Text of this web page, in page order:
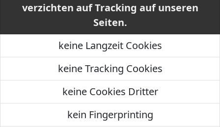
verzichten auf Tracking auf unseren
Seiten.
keine Langzeit Cookies
keine Tracking Cookies
keine Cookies Dritter
kein Fingerprinting